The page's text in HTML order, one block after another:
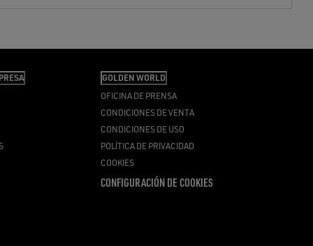
GOLDEN WORLD
OFICINA DE PRENSA
CONDICIONES DE VENTA
CONDICIONES DE USO
POLÍTICA DE PRIVACIDAD
COOKIES
CONFIGURACIÓN DE COOKIES